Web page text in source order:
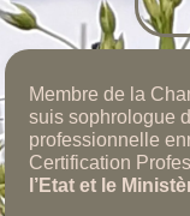
Membre de la
suis sophrologue
professionnelle
Certification
l’Etat et le